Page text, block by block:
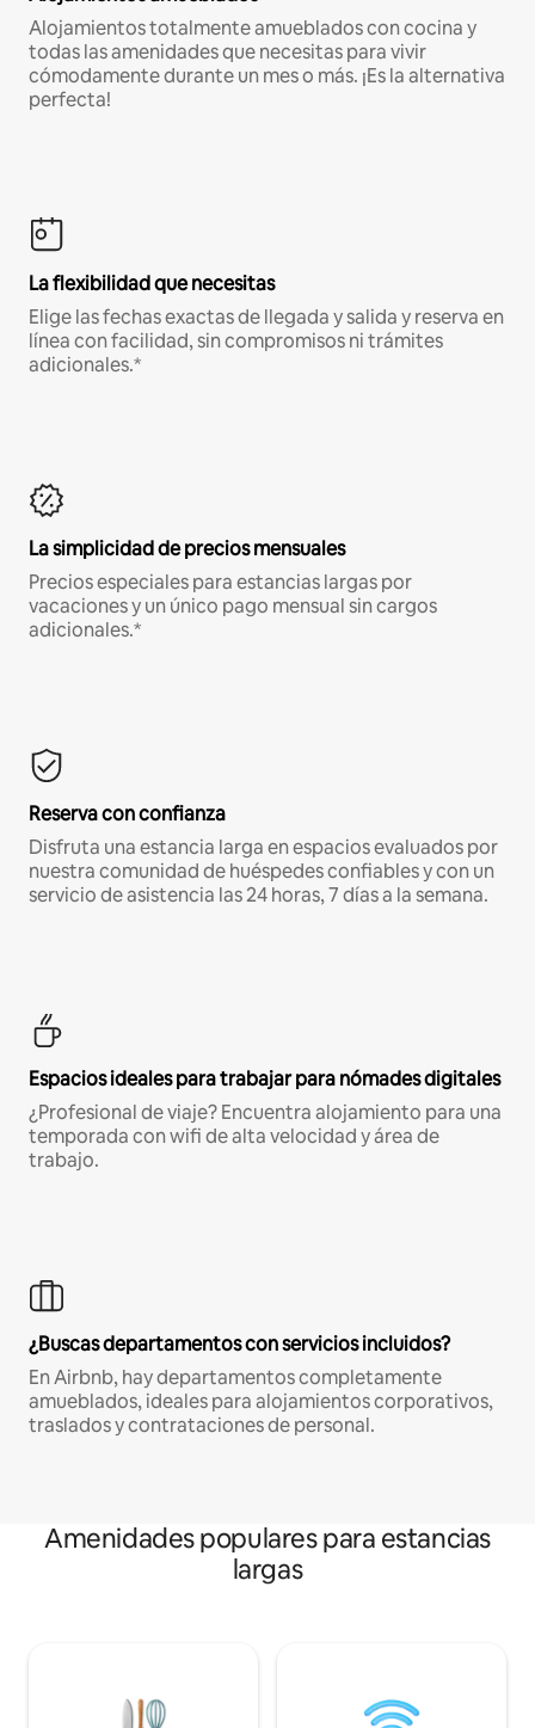
Alojamientos totalmente amueblados con cocina y
todas las amenidades que necesitas para vivir
cómodamente durante un mes o más. ¡Es la alternativa
perfecta!
La flexibilidad que necesitas
Elige las fechas exactas de llegada y salida y reserva en
línea con facilidad, sin compromisos ni trámites
adicionales.*
La simplicidad de precios mensuales
Precios especiales para estancias largas por
vacaciones y un único pago mensual sin cargos
adicionales.*
Reserva con confianza
Disfruta una estancia larga en espacios evaluados por
nuestra comunidad de huéspedes confiables y con un
servicio de asistencia las 24 horas, 7 días a la semana.
Espacios ideales para trabajar para nómades digitales
¿Profesional de viaje? Encuentra alojamiento para una
temporada con wifi de alta velocidad y área de
trabajo.
¿Buscas departamentos con servicios incluidos?
En Airbnb, hay departamentos completamente
amueblados, ideales para alojamientos corporativos,
traslados y contrataciones de personal.
Amenidades populares para estancias
largas